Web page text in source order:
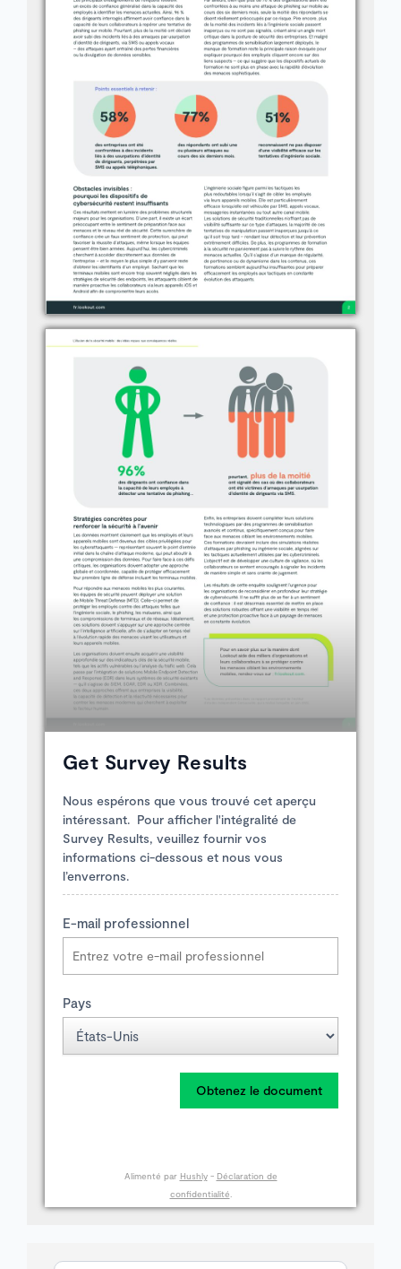
Get Survey Results
Nous espérons que vous trouvé cet aperçu
intéressant. Pour afficher l'intégralité de
Survey Results, veuillez fournir vos
informations ci-dessous et nous vous
l’enverrons.
E-mail professionnel
Pays
Obtenez le document
Alimenté par Hushly- Déclaration de
confidentialité